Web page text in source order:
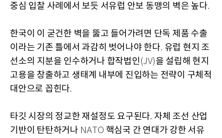
중심 입찰 사례에서 보듯 서유럽 안보 동맹의 벽은 높다.
한국이 이 굳건한 벽을 뚫고 들어가려면 단독 제품 수출
이라는 기존 틀에서 과감히 벗어나야 한다. 유럽 현지 조
선소의 지분을 인수하거나 합작법인 (JV)을 설립해 현지
고용을 창출하고 생태계 내부에 진입하는 전략이 구체적
대안으로 꼽힌다.
타깃 시장의 정교한 재설정도 요구된다. 자체 조선 산업
기반이 탄탄하거나 NATO 핵심국 간 연대가 강한 서유